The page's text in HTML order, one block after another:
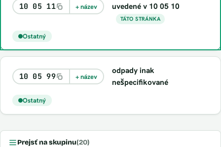
10 05 11 + název
uvedené v 10 05 10
TÁTO STRÁNKA
Ostatný
10 05 99 + název
odpady inak
nešpecifikované
Ostatný
Prejsť na skupinu(20)